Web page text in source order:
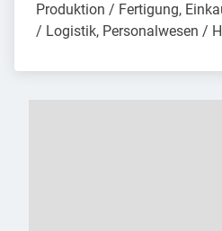
Produktion / Fertigung,
/ Logistik, Personalwesen /